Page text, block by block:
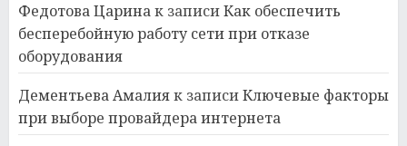
Федотова Царинак записиКак обеспечить
бесперебойную работу сети при отказе
оборудования
Дементьева Амалияк записиКлючевые факторы
при выборе провайдера интернета